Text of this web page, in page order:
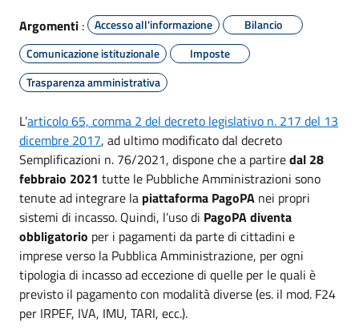
Argomenti : Accesso all'informazione
Bilancio
Comunicazione istituzionale
Imposte
Trasparenza amministrativa
L’articolo 65, comma 2 del decreto legislativo n. 217 del 13
dicembre 2017, ad ultimo modificato dal decreto
Semplificazioni n. 76/2021, dispone che a partiredal 28
febbraio 2021 tutte le Pubbliche Amministrazioni sono
tenute ad integrare la piattaforma PagoPA nei propri
sistemi di incasso. Quindi, l’uso di PagoPA diventa
obbligatorio per i pagamenti da parte di cittadini e
imprese verso la Pubblica Amministrazione, per ogni
tipologia di incasso ad eccezione di quelle per le quali è
previsto il pagamento con modalità diverse (es. il mod. F24
per IRPEF, IVA, IMU, TARI, ecc.).